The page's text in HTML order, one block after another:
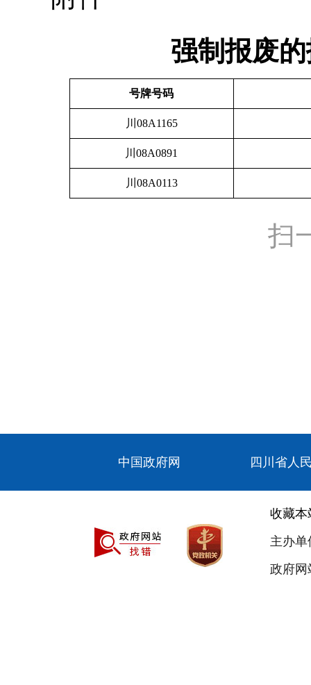
强制报废
号牌号码
川08A1165
川08A0891
川08A0113
扫
中国政府网 四川省人
收藏本
主办
政府网